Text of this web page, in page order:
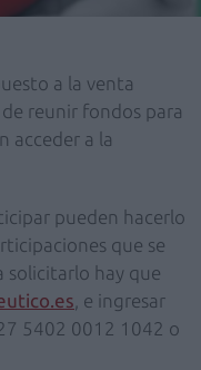
a la venta
reunir fondos para
acceder a la
pueden hacerlo
que se
solicitarlo hay que
, e ingresar
5402 0012 1042 o